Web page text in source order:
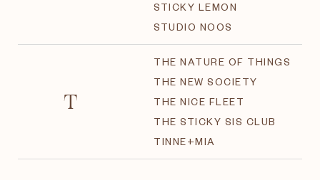
STICKY LEMON
STUDIO NOOS
T
THE NATURE OF THINGS
THE NEW SOCIETY
THE NICE FLEET
THE STICKY SIS CLUB
TINNE+MIA